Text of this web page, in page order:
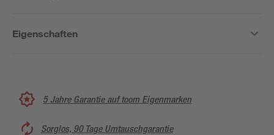
Eigenschaften
5 Jahre Garantie auf toom Eigenmarken
Sorglos, 90 Tage Umtauschgarantie